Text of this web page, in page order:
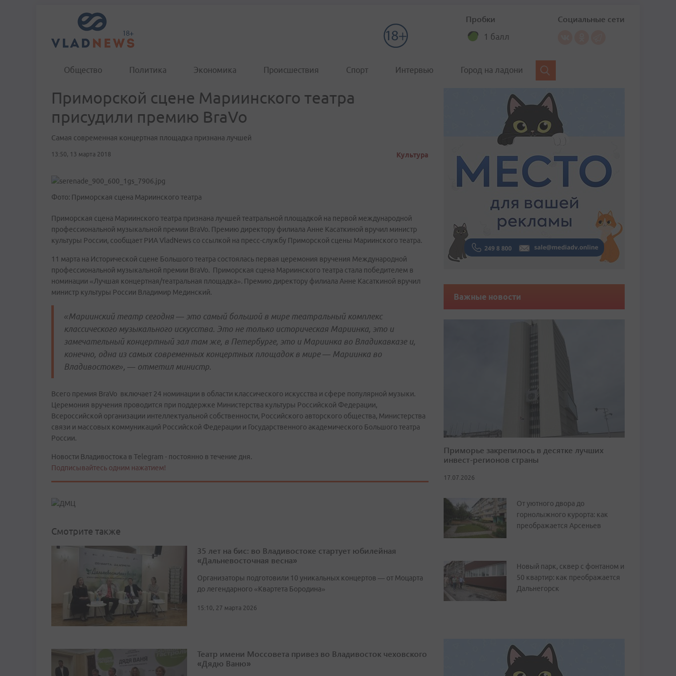
Пробки
1 балл
Социальные сети
Общество Политика Экономика Происшествия Спорт Интервью Город на ладони
Приморской сцене Мариинского театра
присудили премию BraVo
Самая современная концертная площадка признана лучшей
13:50, 13 марта 2018 Культура
Фото: Приморская сцена Мариинского театра
Приморская сцена Мариинского театра признана лучшей театральной площадкой на первой международной
профессиональной музыкальной премии BraVo. Премию директору филиала Анне Касаткиной вручил министр
культуры России, сообщает РИА VladNews со ссылкой на пресс-службу Приморской сцены Мариинского театра.
11 марта на Исторической сцене Большого театра состоялась первая церемония вручения Международной
профессиональной музыкальной премии BraVo. Приморская сцена Мариинского театра стала победителем в
номинации «Лучшая концертная/театральная площадка». Премию директору филиала Анне Касаткиной вручил
министр культуры России Владимир Мединский.
«Мариинский театр сегодня — это самый большой в мире театральный комплекс
классического музыкального искусства. Это не только историческая Мариинка, это и
замечательный концертный зал там же, в Петербурге, это и Мариинка во Владикавказе и,
конечно, одна из самых современных концертных площадок в мире — Мариинка во
Владивостоке», — отметил министр.
Всего премия BraVo включает 24 номинации в области классического искусства и сфере популярной музыки.
Церемония вручения проводится при поддержке Министерства культуры Российской Федерации,
Всероссийской организации интеллектуальной собственности, Российского авторского общества, Министерства
связи и массовых коммуникаций Российской Федерации и Государственного академического Большого театра
России.
Новости Владивостока в Telegram - постоянно в течение дня.
Подписывайтесь одним нажатием!
Смотрите также
35 лет на бис: во Владивостоке стартует юбилейная
«Дальневосточная весна»
Организаторы подготовили 10 уникальных концертов — от Моцарта
до легендарного «Квартета Бородина»
15:10, 27 марта 2026
Театр имени Моссовета привез во Владивосток чеховского
«Дядю Ваню»
Важные новости
Приморье закрепилось в десятке лучших
инвест-регионов страны
17.07.2026
От уютного двора до
горнолыжного курорта: как
преображается Арсеньев
Новый парк, сквер с фонтаном и
50 квартир: как преображается
Дальнегорск